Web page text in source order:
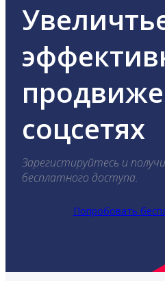
соцсетях
Зарегистируйтесь и
бесплатного доступа.
Попробовать